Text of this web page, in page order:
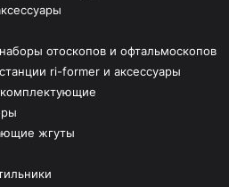
отоскопов и офтальмоскопов
ri-former и аксессуары
жгуты